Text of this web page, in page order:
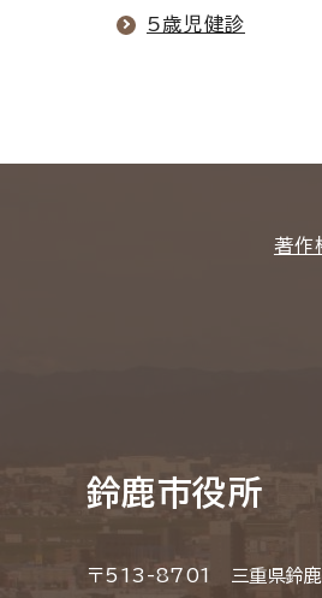
5歳児健診
著作
鈴鹿市役所
〒513-8701 三重県鈴鹿